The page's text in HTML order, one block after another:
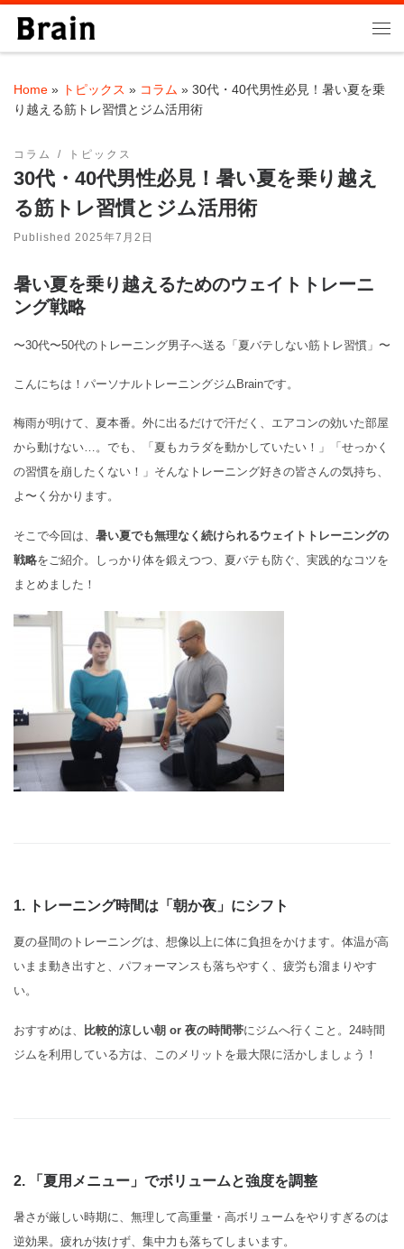
Skip to content
Home » トピックス » コラム » 30代・40代男性必見！暑い夏を乗
り越える筋トレ習慣とジム活用術
コラム トピックス
30代・40代男性必見！暑い夏を乗り越え
る筋トレ習慣とジム活用術
Published 2025年7月2日
暑い夏を乗り越えるためのウェイトトレーニ
ング戦略
〜30代〜50代のトレーニング男子へ送る「夏バテしない筋トレ習慣」〜
こんにちは！パーソナルトレーニングジムBrainです。
梅雨が明けて、夏本番。外に出るだけで汗だく、エアコンの効いた部屋
から動けない…。でも、「夏もカラダを動かしていたい！」「せっかく
の習慣を崩したくない！」そんなトレーニング好きの皆さんの気持ち、
よ〜く分かります。
そこで今回は、 暑い夏でも無理なく続けられるウェイトトレーニングの
戦略をご紹介。しっかり体を鍛えつつ、夏バテも防ぐ、実践的なコツを
まとめました！
1. トレーニング時間は「朝か夜」にシフト
夏の昼間のトレーニングは、想像以上に体に負担をかけます。体温が高
いまま動き出すと、パフォーマンスも落ちやすく、疲労も溜まりやす
い。
おすすめは、 比較的涼しい朝 or 夜の時間帯にジムへ行くこと。24時間
ジムを利用している方は、このメリットを最大限に活かしましょう！
2. 「夏用メニュー」でボリュームと強度を調整
暑さが厳しい時期に、無理して高重量・高ボリュームをやりすぎるのは
逆効果。疲れが抜けず、集中力も落ちてしまいます。